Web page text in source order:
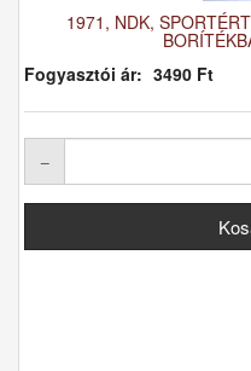
1971, NDK,
Fogyasztói ár: 3490 Ft